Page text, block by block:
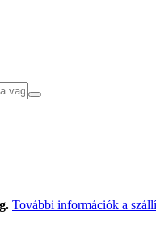
További információk a